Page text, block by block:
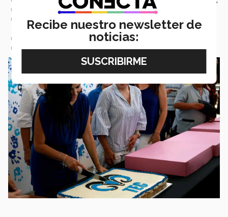
Directora de Mercadotecnia de la Rectoría Zona Occidente,
Directora de la División de Preparatoria campus Sonora
Norte
Directora general campus Obregón y
Directora general campus Sonora Norte,
Recibe nuestro newsletter de
noticias: